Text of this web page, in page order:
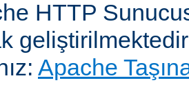
HTTP
Apache